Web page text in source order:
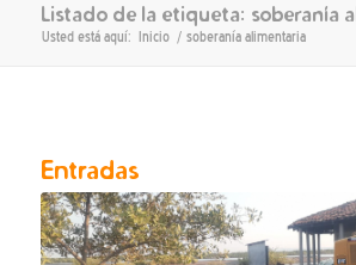
Listado de la etiqueta: soberanía
Usted está aquí: Inicio / soberanía alimentaria
Entradas